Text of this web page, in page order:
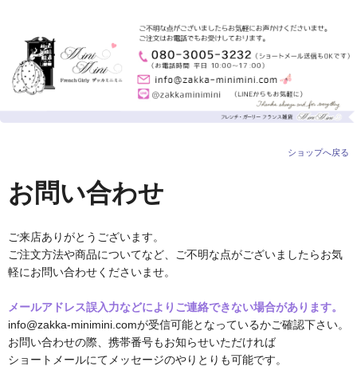
ショップへ戻る
お問い合わせ
ご来店ありがとうございます。
ご注文方法や商品についてなど、ご不明な点がございましたらお気
軽にお問い合わせくださいませ。
メールアドレス誤入力などによりご連絡できない場合があります。
info@zakka-minimini.comが受信可能となっているかご確認下さい。
お問い合わせの際、携帯番号もお知らせいただければ
ショートメールにてメッセージのやりとりも可能です。